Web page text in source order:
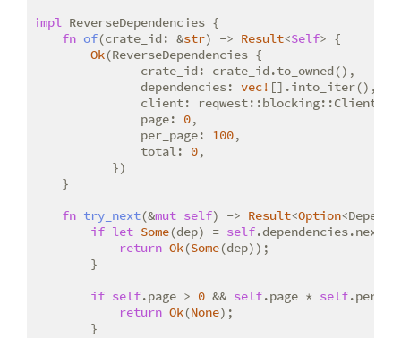
impl ReverseDependencies {
fn of(crate_id: &str) -> Result<Self> {
Ok(ReverseDependencies {
               crate_id: crate_id.to_owned(),
               dependencies:
vec! [].into_iter(),
client:
               page:
0,
               per_page:
100,
               total:
0,
           })
    }
fn try_next(&mut self) -> Result<Option
if let Some(dep) = self
return Ok(Some(dep));
        }
if self.page > 0 && self.page * self
return Ok(None);
        }